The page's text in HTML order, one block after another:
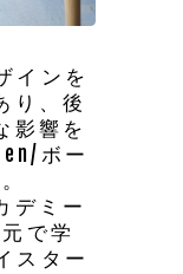
インを
り、後
影響を
ボー
デミー
で学
スター